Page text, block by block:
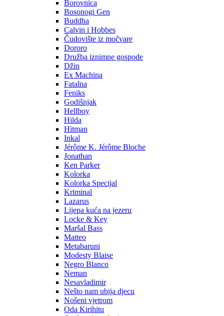
Borovnica
Bosonogi Gen
Buddha
Calvin i Hobbes
Čudovište iz močvare
Dororo
Družba iznimne gospode
Džin
Ex Machina
Fatalna
Feniks
Godišnjak
Hellboy
Hilda
Hitman
Inkal
Jérôme K. Jérôme Bloche
Jonathan
Ken Parker
Kolorka
Kolorka Specijal
Kriminal
Lazarus
Lijepa kuća na jezeru
Locke & Key
Maršal Bass
Matteo
Metabaruni
Modesty Blaise
Negro Blanco
Neman
Nesavladimir
Nešto nam ubija djecu
Nošeni vjetrom
Oda Kirihitu